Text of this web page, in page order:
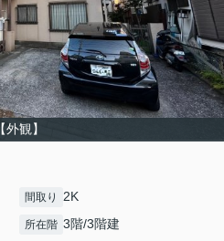
【外観】
間取り 2K
所在階 3階/3階建